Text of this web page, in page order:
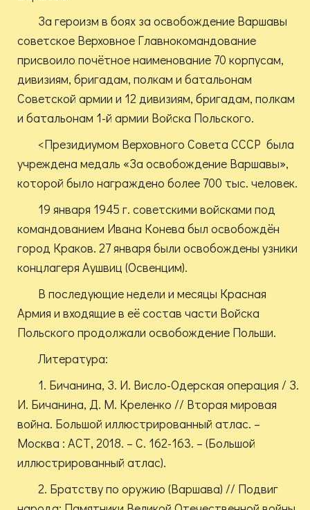
За героизм в боях за освобождение Варшавы
советское Верховное Главнокомандование
присвоило почётное наименование 70 корпусам,
дивизиям, бригадам, полкам и батальонам
Советской армии и 12 дивизиям, бригадам, полкам
и батальонам 1-й армии Войска Польского.
<Президиумом Верховного Совета СССР была
учреждена медаль «За освобождение Варшавы»,
которой было награждено более 700 тыс. человек.
19 января 1945 г. советскими войсками под
командованием Ивана Конева был освобождён
город Краков. 27 января были освобождены узники
концлагеря Аушвиц (Освенцим).
В последующие недели и месяцы Красная
Армия и входящие в её состав части Войска
Польского продолжали освобождение Польши.
Литература:
1. Бичанина, З. И. Висло-Одерская операция / З.
И. Бичанина, Д. М. Креленко // Вторая мировая
война. Большой иллюстрированный атлас. –
Москва : АСТ, 2018. – С. 162-163. – (Большой
иллюстрированный атлас).
2. Братству по оружию (Варшава) // Подвиг